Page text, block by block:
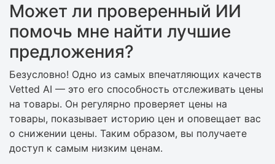
Может ли проверенный ИИ
помочь мне найти лучшие
предложения?
Безусловно! Одно из самых впечатляющих качеств
Vetted AI — это его способность отслеживать цены
на товары. Он регулярно проверяет цены на
товары, показывает историю цен и оповещает вас
о снижении цены. Таким образом, вы получаете
доступ к самым низким ценам.